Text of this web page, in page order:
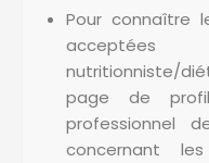
Pour connaître
nutritionniste/
page de
professionnel
concernant